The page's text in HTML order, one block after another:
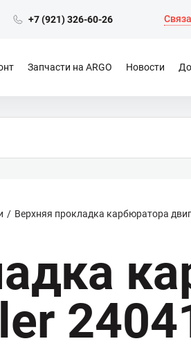
+7 (921) 326-60-26
Запчасти на ARGO Новости
Верхняя прокладка карбюратора